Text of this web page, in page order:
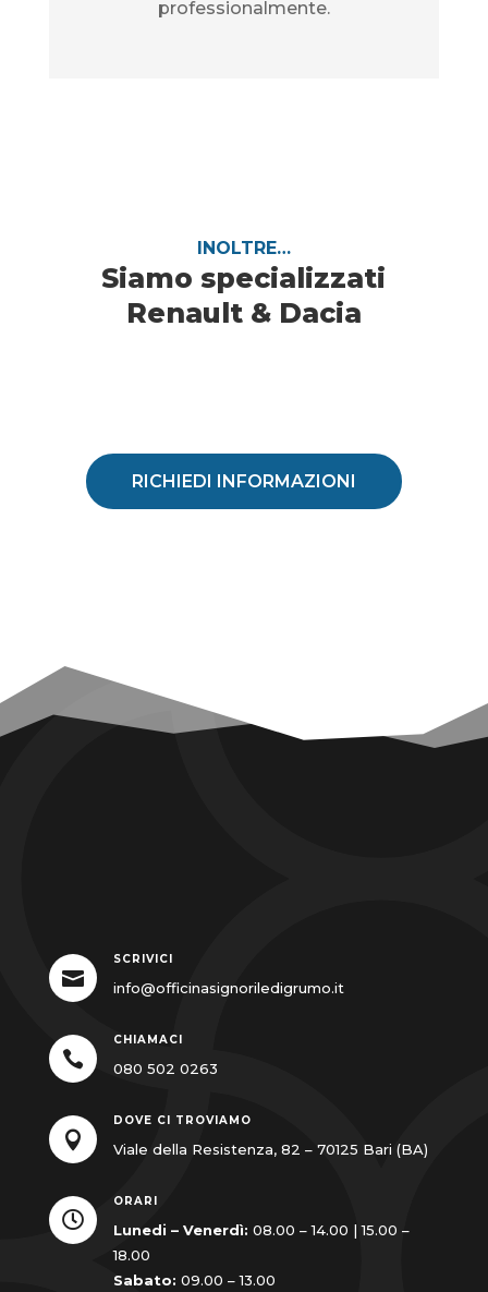
professionalmente.
INOLTRE…
Siamo specializzati
Renault & Dacia
RICHIEDI INFORMAZIONI

SCRIVICI
info@officinasignoriledigrumo.it

CHIAMACI
080 502 0263

DOVE CI TROVIAMO
Viale della Resistenza, 82 – 70125 Bari (BA)

ORARI
Lunedi – Venerdì: 08.00 – 14.00 | 15.00 –
18.00
Sabato: 09.00 – 13.00